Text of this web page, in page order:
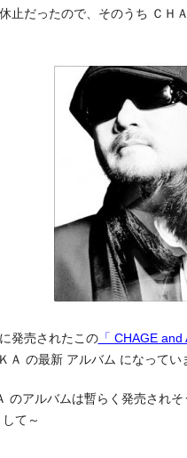
止だったので、そのうち ＣＨ
発売されたこの「 CHAGE and
Ａ の最新 アルバム になってい
のアルバムは暫らく発売され
て～